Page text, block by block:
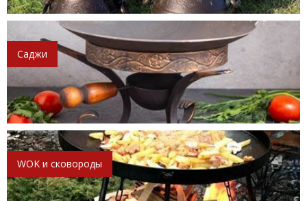
Саджи
WOK и сковороды